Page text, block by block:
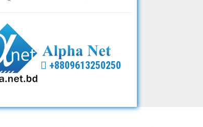
+8809613250250